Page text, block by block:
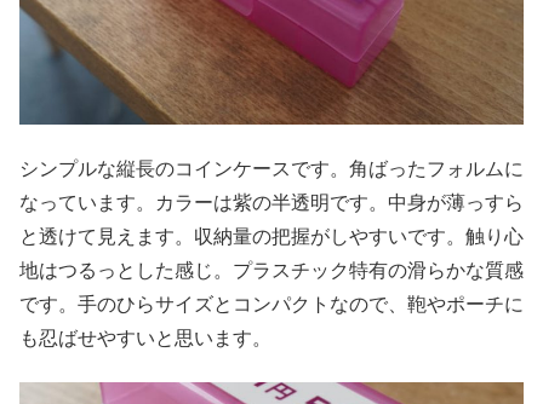
シンプルな縦長のコインケースです。角ばったフォルムに
なっています。カラーは紫の半透明です。中身が薄っすら
と透けて見えます。収納量の把握がしやすいです。触り心
地はつるっとした感じ。プラスチック特有の滑らかな質感
です。手のひらサイズとコンパクトなので、鞄やポーチに
も忍ばせやすいと思います。